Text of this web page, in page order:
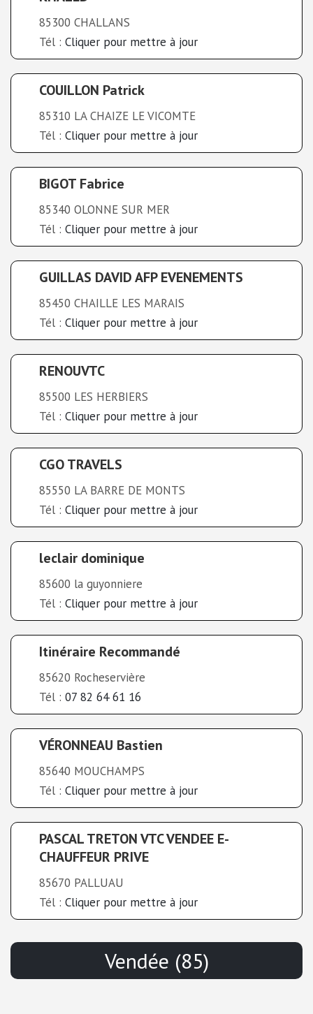
85300 CHALLANS
Tél : Cliquer pour mettre à jour
COUILLON Patrick
85310 LA CHAIZE LE VICOMTE
Tél : Cliquer pour mettre à jour
BIGOT Fabrice
85340 OLONNE SUR MER
Tél : Cliquer pour mettre à jour
GUILLAS DAVID AFP EVENEMENTS
85450 CHAILLE LES MARAIS
Tél : Cliquer pour mettre à jour
RENOUVTC
85500 LES HERBIERS
Tél : Cliquer pour mettre à jour
CGO TRAVELS
85550 LA BARRE DE MONTS
Tél : Cliquer pour mettre à jour
leclair dominique
85600 la guyonniere
Tél : Cliquer pour mettre à jour
Itinéraire Recommandé
85620 Rocheservière
Tél : 07 82 64 61 16
VÉRONNEAU Bastien
85640 MOUCHAMPS
Tél : Cliquer pour mettre à jour
PASCAL TRETON VTC VENDEE E-
CHAUFFEUR PRIVE
85670 PALLUAU
Tél : Cliquer pour mettre à jour
Vendée (85)